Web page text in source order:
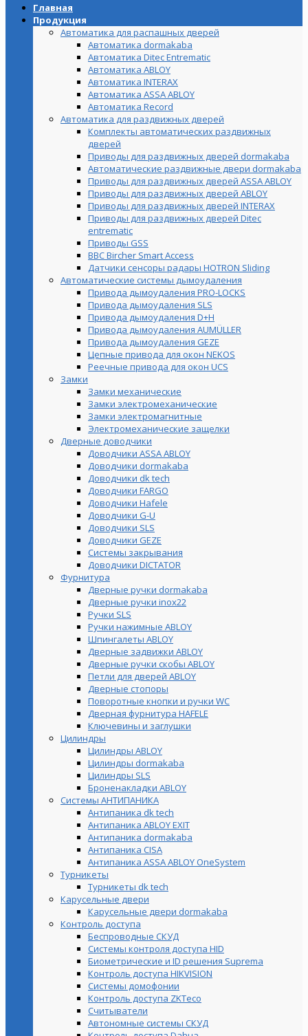
Главная
Продукция
Автоматика для распашных дверей
Автоматика dormakaba
Автоматика Ditec Entrematic
Автоматика ABLOY
Автоматика INTERAX
Автоматика ASSA ABLOY
Автоматика Record
Автоматика для раздвижных дверей
Комплекты автоматических раздвижных
дверей
Приводы для раздвижных дверей dormakaba
Автоматические раздвижные двери dormakaba
Приводы для раздвижных дверей ASSA ABLOY
Приводы для раздвижных дверей ABLOY
Приводы для раздвижных дверей INTERAX
Приводы для раздвижных дверей Ditec
entrematic
Приводы GSS
BBC Bircher Smart Access
Датчики сенсоры радары HOTRON Sliding
Автоматические системы дымоудаления
Привода дымоудаления PRO-LOCKS
Привода дымоудаления SLS
Привода дымоудаления D+H
Привода дымоудаления AUMÜLLER
Привода дымоудаления GEZE
Цепные привода для окон NEKOS
Реечные привода для окон UСS
Замки
Замки механические
Замки электромеханические
Замки электромагнитные
Электромеханические защелки
Дверные доводчики
Доводчики ASSA ABLOY
Доводчики dormakaba
Доводчики dk tech
Доводчики FARGO
Доводчики Hafele
Доводчики G-U
Доводчики SLS
Доводчики GEZE
Cистемы закрывания
Доводчики DICTATOR
Фурнитура
Дверные ручки dormakaba
Дверные ручки inox22
Ручки SLS
Ручки нажимные ABLOY
Шпингалеты ABLOY
Дверные задвижки ABLOY
Дверные ручки скобы ABLOY
Петли для дверей ABLOY
Дверные стопоры
Поворотные кнопки и ручки WC
Дверная фурнитура HAFELE
Ключевины и заглушки
Цилиндры
Цилиндры ABLOY
Цилиндры dormakaba
Цилиндры SLS
Броненакладки ABLOY
Системы АНТИПАНИКА
Антипаника dk tech
Антипаника ABLOY EXIT
Антипаника dormakaba
Антипаника СISA
Антипаника ASSA ABLOY OneSystem
Турникеты
Турникеты dk tech
Карусельные двери
Карусельные двери dormakaba
Контроль доступа
Беспроводные СКУД
Системы контроля доступа HID
Биометрические и ID решения Suprema
Контроль доступа HIKVISION
Системы домофонии
Контроль доступа ZKTeco
Считыватели
Автономные системы СКУД